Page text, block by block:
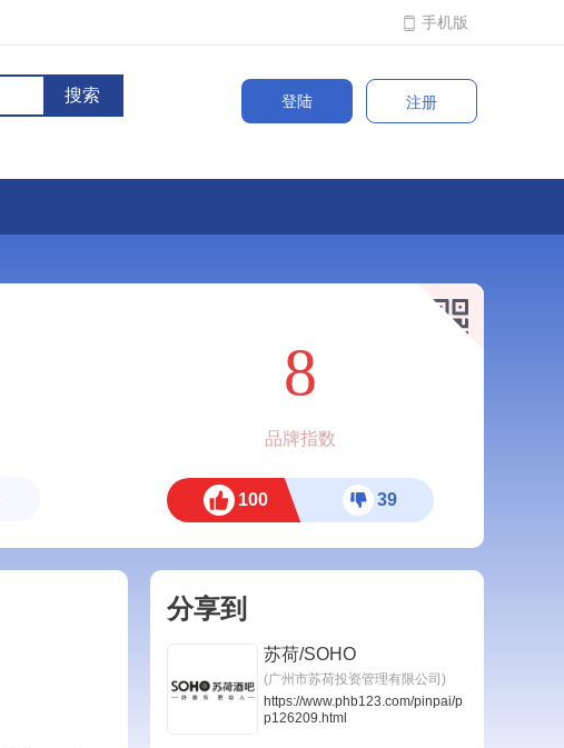
手机版
登陆
注册
8
品牌指数
100 39
分享到
苏荷/SOHO
(广州市苏荷投资管理有限公司)
https://www.phb123.com/pinpai/p
p126209.html